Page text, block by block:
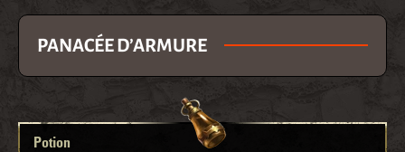
PANACÉE D’ARMURE
Potion